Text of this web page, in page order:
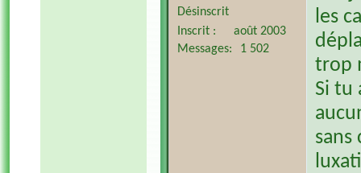
Désinscrit
Inscrit
août 2003
Messages
1 502
les
trop
Si tu
sans